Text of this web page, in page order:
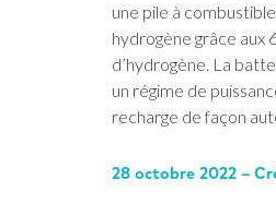
une pile à
hydrogène grâce
d’hydrogène. La
un régime de
recharge de façon
28 octobre 2022 –